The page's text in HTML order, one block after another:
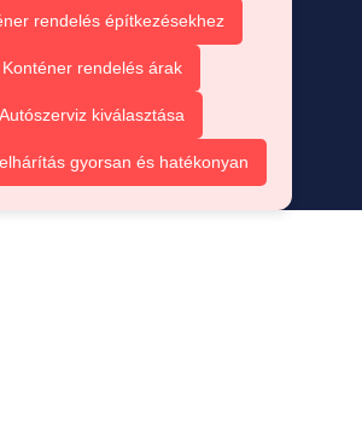
rendelés építkezésekhez
Konténer rendelés árak
Autószerviz kiválasztása
gyorsan és hatékonyan